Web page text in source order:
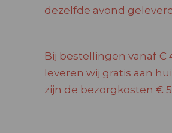
dezelfde avond
Bij bestellingen vanaf €
leveren wij gratis aan
zijn de bezorgkosten €